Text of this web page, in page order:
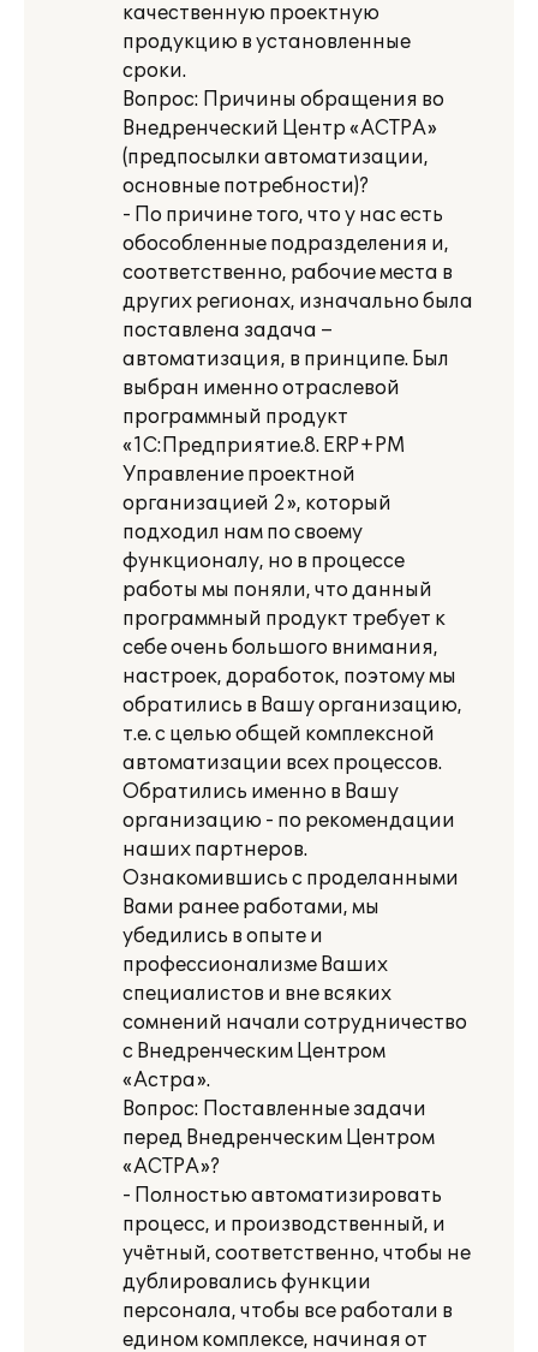
качественную проектную
продукцию в установленные
сроки.
Вопрос: Причины обращения во
Внедренческий Центр «АСТРА»
(предпосылки автоматизации,
основные потребности)?
- По причине того, что у нас есть
обособленные подразделения и,
соответственно, рабочие места в
других регионах, изначально была
поставлена задача –
автоматизация, в принципе. Был
выбран именно отраслевой
программный продукт
«1С:Предприятие.8. ERP+PM
Управление проектной
организацией 2», который
подходил нам по своему
функционалу, но в процессе
работы мы поняли, что данный
программный продукт требует к
себе очень большого внимания,
настроек, доработок, поэтому мы
обратились в Вашу организацию,
т.е. с целью общей комплексной
автоматизации всех процессов.
Обратились именно в Вашу
организацию - по рекомендации
наших партнеров.
Ознакомившись с проделанными
Вами ранее работами, мы
убедились в опыте и
профессионализме Ваших
специалистов и вне всяких
сомнений начали сотрудничество
с Внедренческим Центром
«Астра».
Вопрос: Поставленные задачи
перед Внедренческим Центром
«АСТРА»?
- Полностью автоматизировать
процесс, и производственный, и
учётный, соответственно, чтобы не
дублировались функции
персонала, чтобы все работали в
едином комплексе, начиная от